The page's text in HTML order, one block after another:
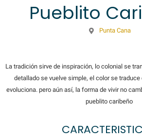
Pueblito
Punta Cana
La tradición sirve de inspiración, lo colonial se
detallado se vuelve simple, el color se traduce
evoluciona. pero aún así, la forma de vivir no
pueblito caribeño